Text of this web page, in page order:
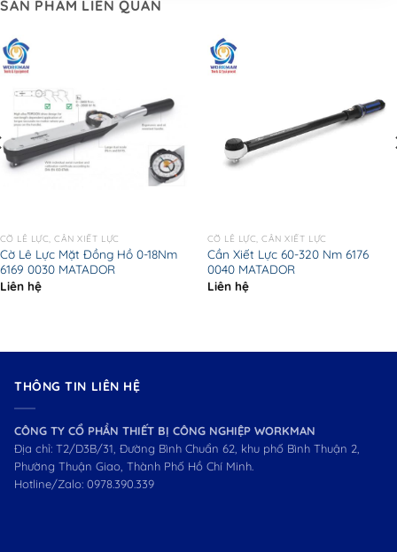
SẢN PHẨM LIÊN QUAN
CỜ LÊ LỰC, CẦN XIẾT LỰC
Cờ Lê Lực Mặt Đồng Hồ 0-18Nm
6169 0030 MATADOR
Liên hệ
CỜ LÊ LỰC, CẦN XIẾT LỰC
Cần Xiết Lực 60-320 Nm 6176
0040 MATADOR
Liên hệ
THÔNG TIN LIÊN HỆ
CÔNG TY CỔ PHẦN THIẾT BỊ CÔNG NGHIỆP WORKMAN
Địa chỉ: T2/D3B/31, Đường Bình Chuẩn 62, khu phố Bình Thuận 2,
Phường Thuận Giao, Thành Phố Hồ Chí Minh.
Hotline/Zalo: 0978.390.339